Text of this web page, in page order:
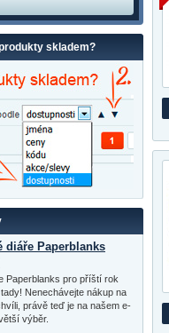
skladem?
diáře Paperblanks
Paperblanks pro příští rok
Nenechávejte nákup na
právě teď je na našem e-
výběr.